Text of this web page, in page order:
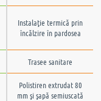
Instalaţie termică prin
încălzire în pardosea
Trasee sanitare
Polistiren extrudat 80
mm şi şapă semiuscată